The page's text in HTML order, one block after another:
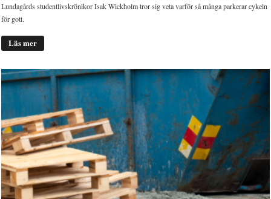
Lundagårds studentlivskrönikor Isak Wickholm tror sig veta varför så många parkerar cykeln
för gott.
Läs mer